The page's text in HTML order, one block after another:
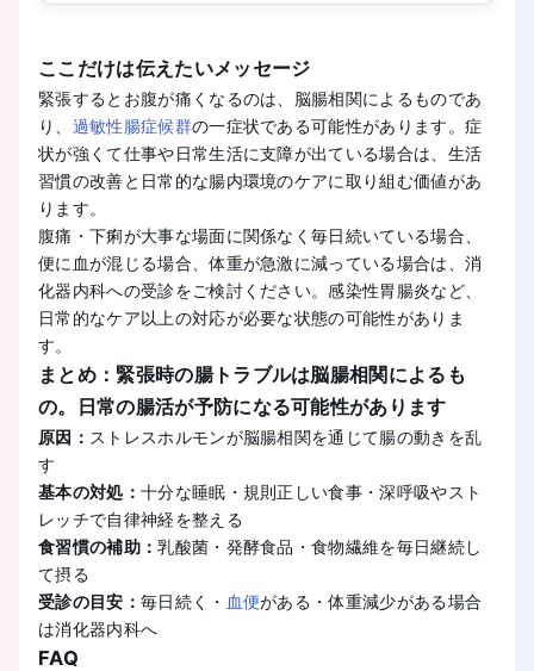
ここだけは伝えたいメッセージ
緊張するとお腹が痛くなるのは、脳腸相関によるものであ
り、 過敏性腸症候群の一症状である可能性があります。症
状が強くて仕事や日常生活に支障が出ている場合は、生活
習慣の改善と日常的な腸内環境のケアに取り組む価値があ
ります。
腹痛・下痢が大事な場面に関係なく毎日続いている場合、
便に血が混じる場合、体重が急激に減っている場合は、消
化器内科への受診をご検討ください。感染性胃腸炎など、
日常的なケア以上の対応が必要な状態の可能性がありま
す。
まとめ：緊張時の腸トラブルは脳腸相関によるも
の。日常の腸活が予防になる可能性があります
原因： ストレスホルモンが脳腸相関を通じて腸の動きを乱
す
基本の対処： 十分な睡眠・規則正しい食事・深呼吸やスト
レッチで自律神経を整える
食習慣の補助：乳酸菌・発酵食品・食物繊維を毎日継続し
て摂る
受診の目安： 毎日続く・ 血便がある・体重減少がある場合
は消化器内科へ
FAQ